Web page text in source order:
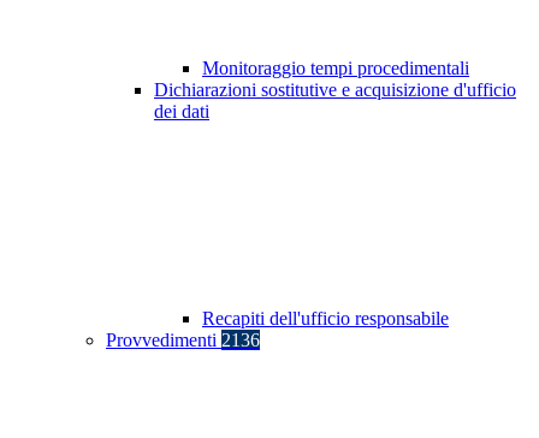
Monitoraggio tempi procedimentali
Dichiarazioni sostitutive e acquisizione d'ufficio
dei dati
Recapiti dell'ufficio responsabile
Provvedimenti 2136